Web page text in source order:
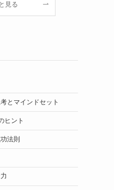
見る
とマインドセット
ヒント
法則